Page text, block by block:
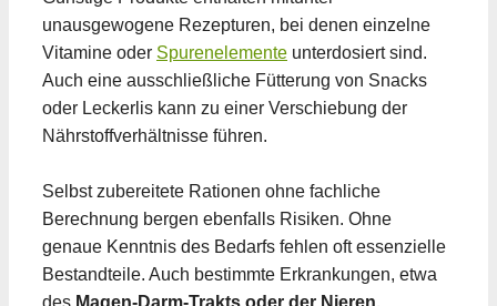
unausgewogene Rezepturen, bei denen einzelne
Vitamine oder Spurenelemente unterdosiert sind.
Auch eine ausschließliche Fütterung von Snacks
oder Leckerlis kann zu einer Verschiebung der
Nährstoffverhältnisse führen.
Selbst zubereitete Rationen ohne fachliche
Berechnung bergen ebenfalls Risiken. Ohne
genaue Kenntnis des Bedarfs fehlen oft essenzielle
Bestandteile. Auch bestimmte Erkrankungen, etwa
des Magen-Darm-Trakts oder der Nieren,